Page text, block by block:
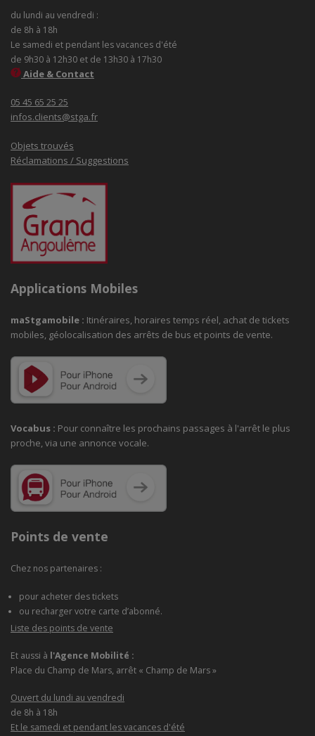
du lundi au vendredi :
de 8h à 18h
Le samedi et pendant les vacances d'été
de 9h30 à 12h30 et de 13h30 à 17h30
Aide & Contact
05 45 65 25 25
infos.clients@stga.fr
Objets trouvés
Réclamations / Suggestions
Applications Mobiles
maStgamobile : Itinéraires, horaires temps réel, achat de tickets
mobiles, géolocalisation des arrêts de bus et points de vente.
Vocabus : Pour connaître les prochains passages à l'arrêt le plus
proche, via une annonce vocale.
Points de vente
Chez nos partenaires :
pour acheter des tickets
ou recharger votre carte d’abonné.
Liste des points de vente
Et aussi à l'Agence Mobilité :
Place du Champ de Mars, arrêt « Champ de Mars »
Ouvert du lundi au vendredi
de 8h à 18h
Et le samedi et pendant les vacances d'été